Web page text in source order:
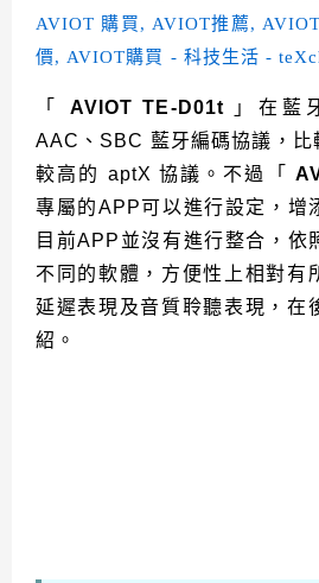
「 AVIOT TE-D01t
」在藍
AAC、 SBC 藍牙編碼協議，比
較高的 aptX 協議。不過「
專屬的APP可以進行設定，增
目前APP並沒有進行整合，依
不同的軟體，方便性上相對有
延遲表現及音質聆聽表現，在
紹。